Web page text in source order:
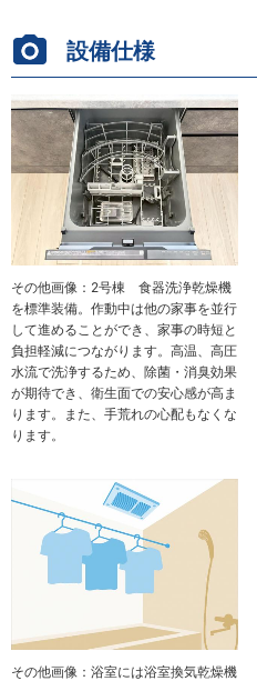
設備仕様
その他画像：2号棟 食器洗浄乾燥機
を標準装備。作動中は他の家事を並行
して進めることができ、家事の時短と
負担軽減につながります。高温、高圧
水流で洗浄するため、除菌・消臭効果
が期待でき、衛生面での安心感が高ま
ります。また、手荒れの心配もなくな
ります。
その他画像：浴室には浴室換気乾燥機